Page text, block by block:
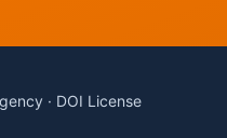
· DOI License